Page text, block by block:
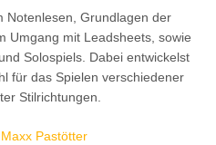
Notenlesen, Grundlagen der
Umgang mit Leadsheets, sowie
Solospiels. Dabei entwickelst
für das Spielen verschiedener
Stilrichtungen.
Maxx Pastötter